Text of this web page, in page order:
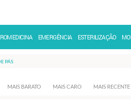
EMERGÊNCIA ESTERILIZAÇÃO
PÁS
MAIS BARATO MAIS CARO MAIS RECENTE